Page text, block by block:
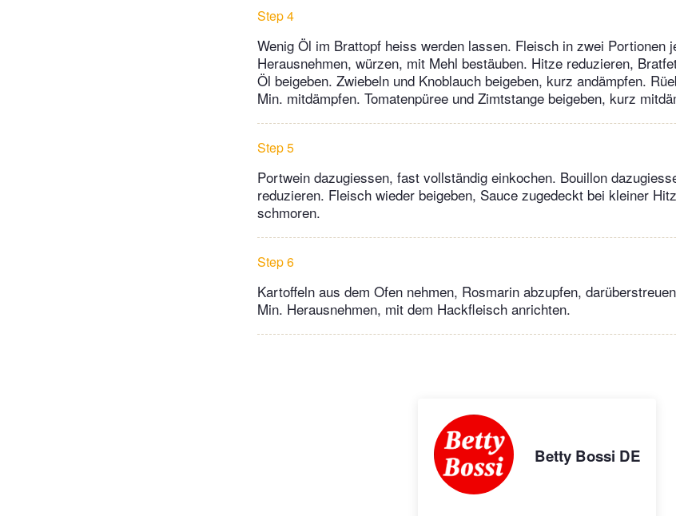
Step 4
Wenig Öl im Brattopf heiss werden lassen. Fleisch in zwei Portionen
Herausnehmen, würzen, mit Mehl bestäuben. Hitze reduzieren,
Öl beigeben. Zwiebeln und Knoblauch beigeben, kurz andämpfen.
Min. mitdämpfen. Tomatenpüree und Zimtstange beigeben, kurz
Step 5
Portwein dazugiessen, fast vollständig einkochen. Bouillon
reduzieren. Fleisch wieder beigeben, Sauce zugedeckt bei kleiner
schmoren.
Step 6
Kartoffeln aus dem Ofen nehmen, Rosmarin abzupfen,
Min. Herausnehmen, mit dem Hackfleisch anrichten.
Betty Bossi DE